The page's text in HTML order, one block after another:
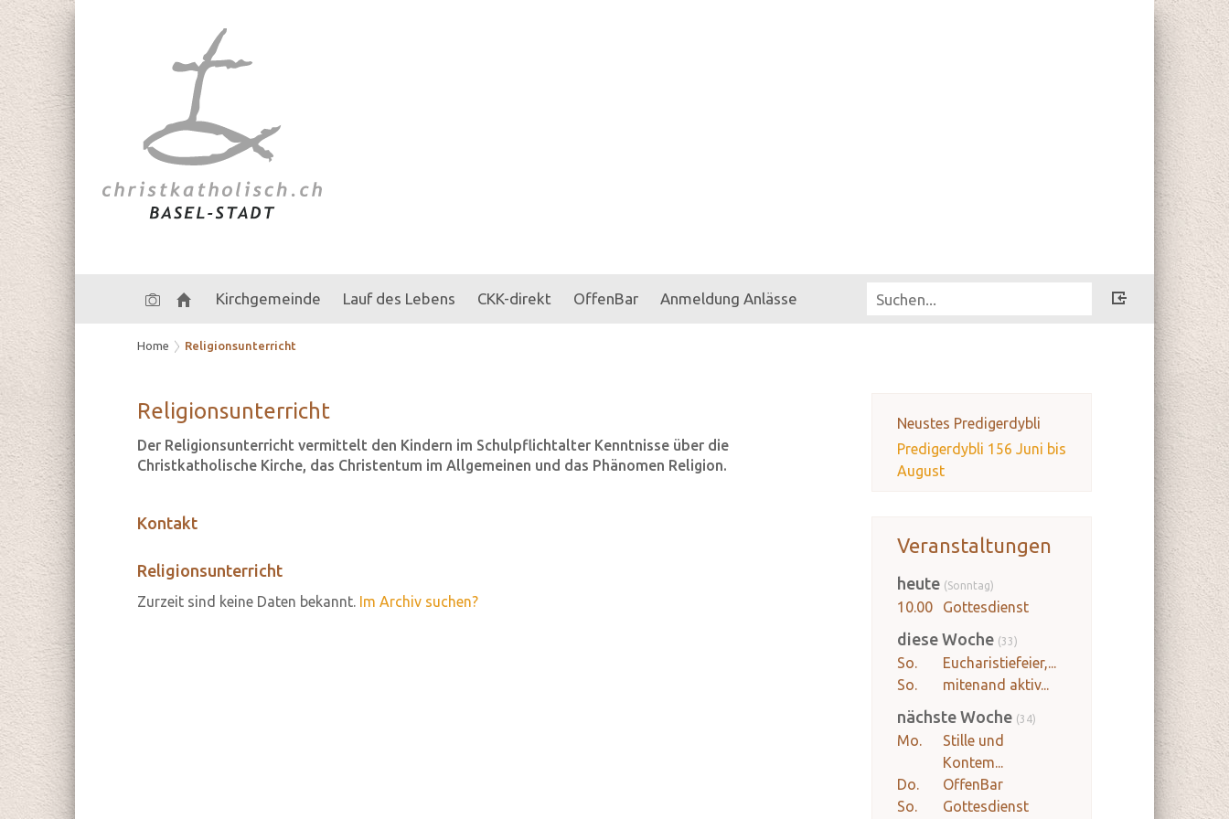
Kirchgemeinde Lauf des Lebens CKK-direkt OffenBar Anmeldung Anlässe
Home Religionsunterricht
Neustes Predigerdybli
Predigerdybli 156 Juni bis
August
Veranstaltungen
heute Sonntag
10.00 Gottesdienst
diese Woche 33
So.
Eucharistiefeier,...
So.
mitenand aktiv...
nächste Woche 34
Mo.
Stille und
Kontem...
Do.
OffenBar
So.
Gottesdienst
Re­li­gi­ons­un­ter­richt
Der Religionsunterricht vermittelt den Kindern im Schulpflichtalter Kenntnisse über die
Christkatholische Kirche, das Christentum im Allgemeinen und das Phänomen Religion.
Kontakt
Religionsunterricht
Zurzeit sind keine Daten bekannt. Im Archiv suchen?